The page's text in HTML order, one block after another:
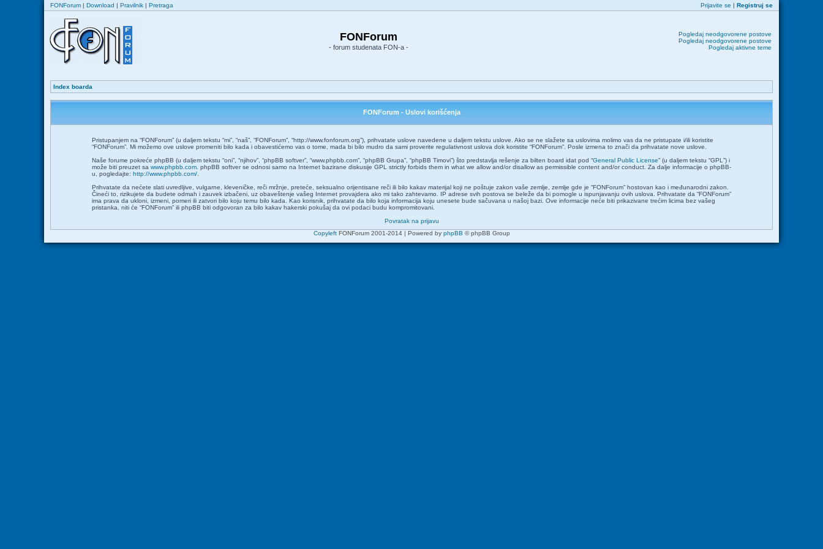
FONForum | Download | Pravilnik | Pretraga Prijavite se | Registruj se
FONForum
- forum studenata FON-a -
Pogledaj neodgovorene postove
Pogledaj neodgovorene postove
Pogledaj aktivne teme
Index boarda
FONForum - Uslovi korišćenja
Pristupanjem na “FONForum” (u daljem tekstu “mi”, “naš”, “FONForum”, “http://www.fonforum.org”), prihvatate uslove navedene u daljem tekstu uslove. Ako se ne slažete sa uslovima molimo vas da ne pristupate i/ili koristite
“FONForum”. Mi možemo ove uslove promeniti bilo kada i obavestićemo vas o tome, mada bi bilo mudro da sami proverite regulativnost uslova dok koristite “FONForum”. Posle izmena to znači da prihvatate nove uslove.
Naše forume pokreće phpBB (u daljem tekstu “oni”, “njihov”, “phpBB softver”, “www.phpbb.com”, “phpBB Grupa”, “phpBB Timovi”) što predstavlja rešenje za bilten board idat pod “General Public License” (u daljem tekstu “GPL”) i
može biti preuzet sa www.phpbb.com. phpBB softver se odnosi samo na Internet bazirane diskusije GPL strictly forbids them in what we allow and/or disallow as permissible content and/or conduct. Za dalje informacije o phpBB-
u, pogledajte: http://www.phpbb.com/.
Prihvatate da nećete slati uvredljive, vulgarne, kleveničke, reči mržnje, preteće, seksualno orijentisane reči ili bilo kakav materijal koji ne poštuje zakon vaše zemlje, zemlje gde je “FONForum” hostovan kao i međunarodni zakon.
Čineći to, rizikujete da budete odmah i zauvek izbačeni, uz obaveštenje vašeg Internet provajdera ako mi tako zahtevamo. IP adrese svih postova se beleže da bi pomogle u ispunjavanju ovih uslova. Prihvatate da “FONForum”
ima prava da ukloni, izmeni, pomeri ili zatvori bilo koju temu bilo kada. Kao korisnik, prihvatate da bilo koja informacija koju unesete bude sačuvana u našoj bazi. Ove informacije neće biti prikazivane trećim licima bez vašeg
pristanka, niti će “FONForum” ili phpBB biti odgovoran za bilo kakav hakerski pokušaj da ovi podaci budu kompromitovani.
Povratak na prijavu
CopyleftFONForum 2001-2014 | Powered by phpBB © phpBB Group